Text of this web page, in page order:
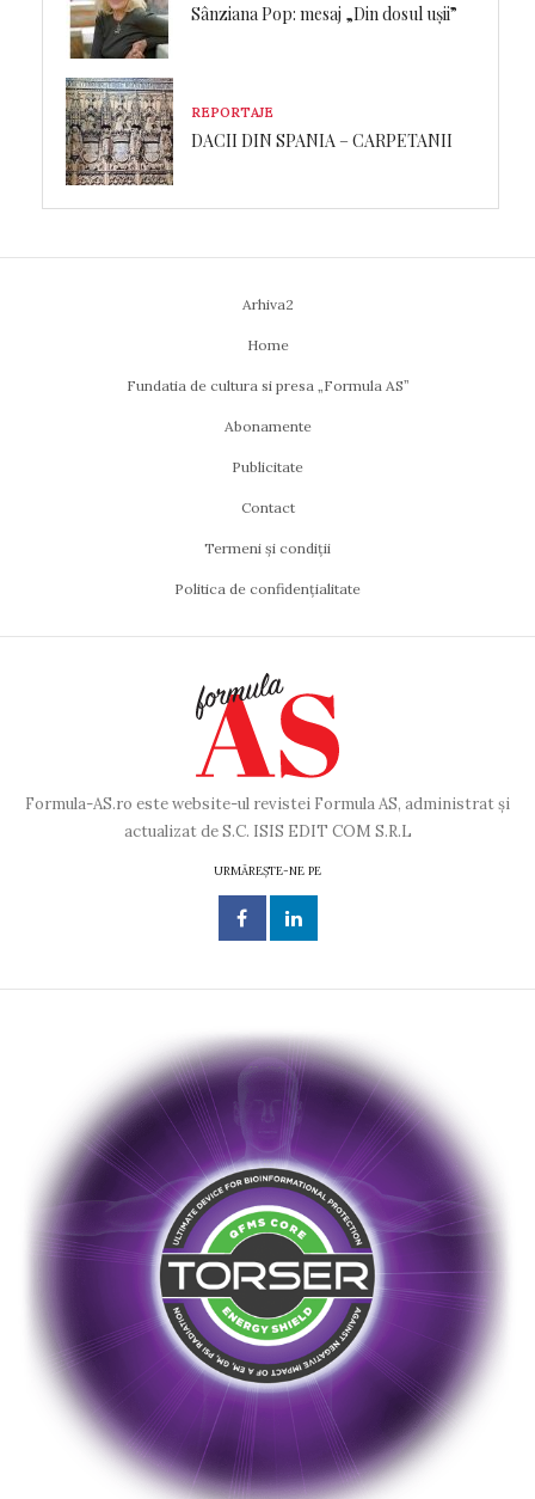
Sânziana Pop: mesaj „Din dosul ușii”
REPORTAJE
DACII DIN SPANIA – CARPETANII
Arhiva2
Home
Fundatia de cultura si presa „Formula AS”
Abonamente
Publicitate
Contact
Termeni și condiții
Politica de confidențialitate
Formula-AS.ro este website-ul revistei Formula AS, administrat și
actualizat de S.C. ISIS EDIT COM S.R.L
URMĂREȘTE-NE PE